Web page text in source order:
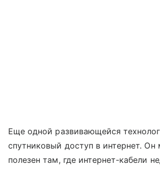
Еще одной развивающейся
спутниковый доступ в интернет.
полезен там, где интернет-кабели